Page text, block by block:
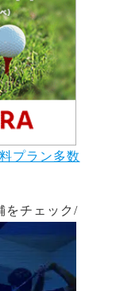
プラン多数
をチェック/